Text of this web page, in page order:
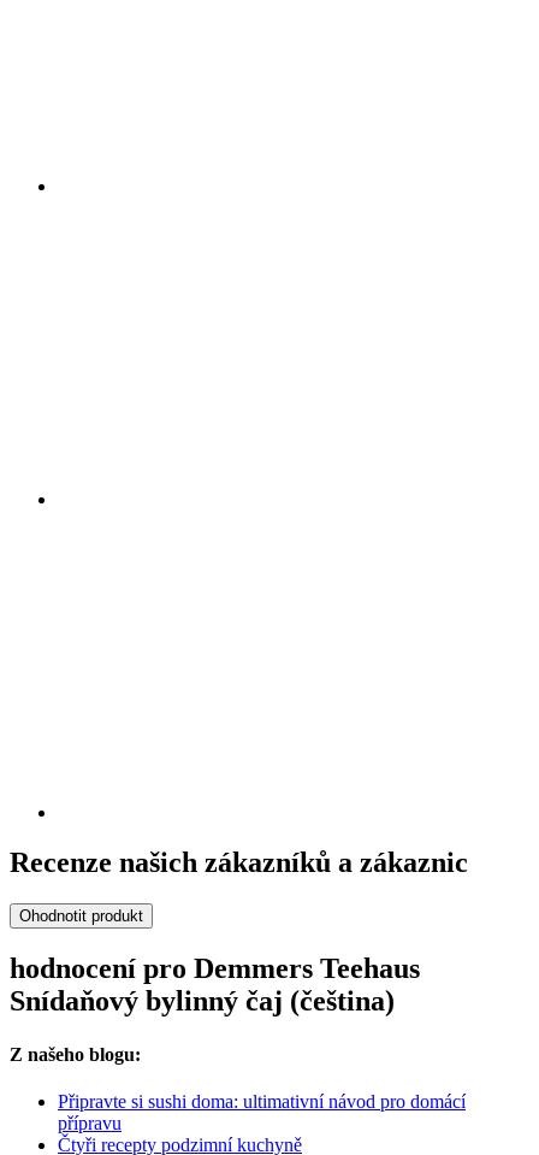
Recenze našich zákazníků a zákaznic
Ohodnotit produkt
hodnocení pro Demmers Teehaus
Snídaňový bylinný čaj (čeština)
Z našeho blogu:
Připravte si sushi doma: ultimativní návod pro domácí
přípravu
Čtyři recepty podzimní kuchyně